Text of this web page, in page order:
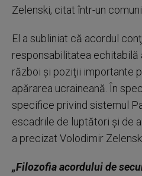
Zelenski, citat într-un
El a subliniat că acordul
responsabilitatea echitabilă
război şi poziţii importante
apărarea ucraineană. În
specifice privind sistemul
escadrile de luptători şi de
a precizat Volodimir
„Filozofia acordului de